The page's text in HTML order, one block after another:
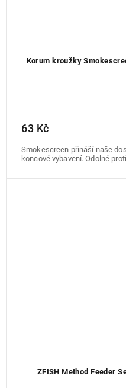
Korum kroužky
63 Kč
Smokescreen přináší naše
koncové vybavení. Odolné
ZFISH Method Feeder